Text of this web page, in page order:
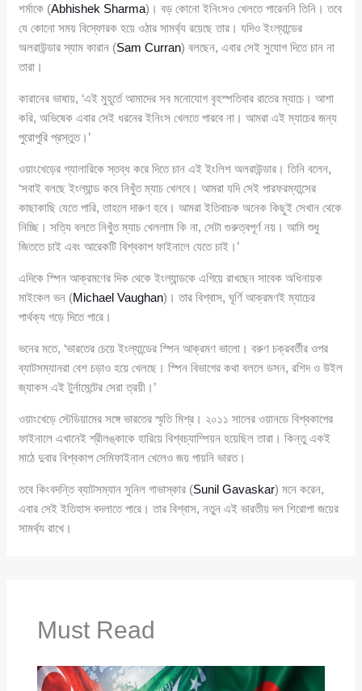
শর্মাকে (Abhishek Sharma)। বড় কোনো ইনিংসও খেলতে পারেননি তিনি। তবে
যে কোনো সময় বিস্ফোরক হয়ে ওঠার সামর্থ্য রয়েছে তার। যদিও ইংল্যান্ডের
অলরাউন্ডার স্যাম কারান (Sam Curran) বলছেন, এবার সেই সুযোগ দিতে চান না
তারা।
কারানের ভাষায়, ‘এই মুহূর্তে আমাদের সব মনোযোগ বৃহস্পতিবার রাতের ম্যাচে। আশা
করি, অভিষেক এবার সেই ধরনের ইনিংস খেলতে পারবে না। আমরা এই ম্যাচের জন্য
পুরোপুরি প্রস্তুত।’
ওয়াংখেড়ের গ্যালারিকে স্তব্ধ করে দিতে চান এই ইংলিশ অলরাউন্ডার। তিনি বলেন,
‘সবাই বলছে ইংল্যান্ড কবে নিখুঁত ম্যাচ খেলবে। আমরা যদি সেই পারফরম্যান্সের
কাছাকাছি যেতে পারি, তাহলে দারুণ হবে। আমরা ইতিবাচক অনেক কিছুই সেখান থেকে
নিচ্ছি। সত্যি বলতে নিখুঁত ম্যাচ খেললাম কি না, সেটা গুরুত্বপূর্ণ নয়। আমি শুধু
জিততে চাই এবং আরেকটি বিশ্বকাপ ফাইনালে যেতে চাই।’
এদিকে স্পিন আক্রমণের দিক থেকে ইংল্যান্ডকে এগিয়ে রাখছেন সাবেক অধিনায়ক
মাইকেল ভন (Michael Vaughan)। তার বিশ্বাস, ঘূর্ণি আক্রমণই ম্যাচের
পার্থক্য গড়ে দিতে পারে।
ভনের মতে, ‘ভারতের চেয়ে ইংল্যান্ডের স্পিন আক্রমণ ভালো। বরুণ চক্রবর্তীর ওপর
ব্যাটসম্যানরা বেশ চড়াও হয়ে খেলছে। স্পিন বিভাগের কথা বললে ডসন, রশিদ ও উইল
জ্যাকস এই টুর্নামেন্টের সেরা ত্রয়ী।’
ওয়াংখেড়ে স্টেডিয়ামের সঙ্গে ভারতের স্মৃতি মিশ্র। ২০১১ সালের ওয়ানডে বিশ্বকাপের
ফাইনালে এখানেই শ্রীলঙ্কাকে হারিয়ে বিশ্বচ্যাম্পিয়ন হয়েছিল তারা। কিন্তু একই
মাঠে দুবার বিশ্বকাপ সেমিফাইনাল খেলেও জয় পায়নি ভারত।
তবে কিংবদন্তি ব্যাটসম্যান সুনিল গাভাস্কার (Sunil Gavaskar) মনে করেন,
এবার সেই ইতিহাস বদলাতে পারে। তার বিশ্বাস, নতুন এই ভারতীয় দল শিরোপা জয়ের
সামর্থ্য রাখে।
Must Read